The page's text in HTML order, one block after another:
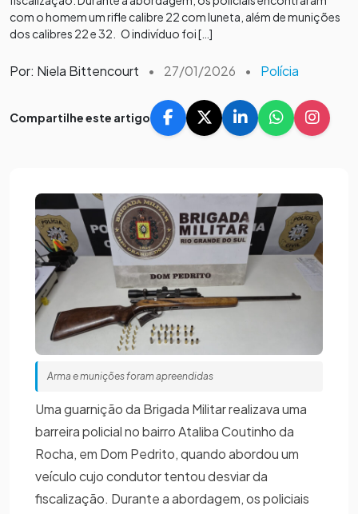
com o homem um rifle calibre 22 com luneta, além de munições
dos calibres 22 e 32. O indivíduo foi […]
Por: Niela Bittencourt • 27/01/2026 • Polícia
Compartilhe este artigo
Arma e munições foram apreendidas
Uma guarnição da Brigada Militar realizava uma
barreira policial no bairro Ataliba Coutinho da
Rocha, em Dom Pedrito, quando abordou um
veículo cujo condutor tentou desviar da
fiscalização. Durante a abordagem, os policiais